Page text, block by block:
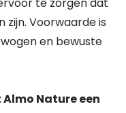
zijn. Voorwaarde is
en bewuste
Nature een